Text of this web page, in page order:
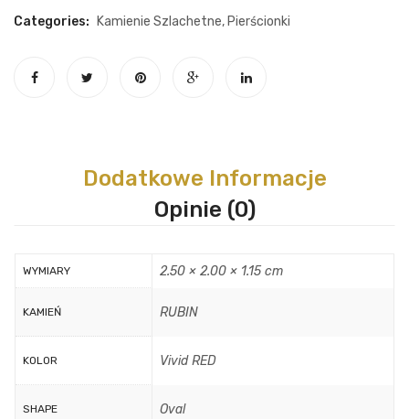
Categories:
Kamienie Szlachetne, Pierścionki
Dodatkowe Informacje
Opinie (0)
WYMIARY 2.50 × 2.00 × 1.15 cm
KAMIEŃ RUBIN
KOLOR Vivid RED
SHAPE Oval